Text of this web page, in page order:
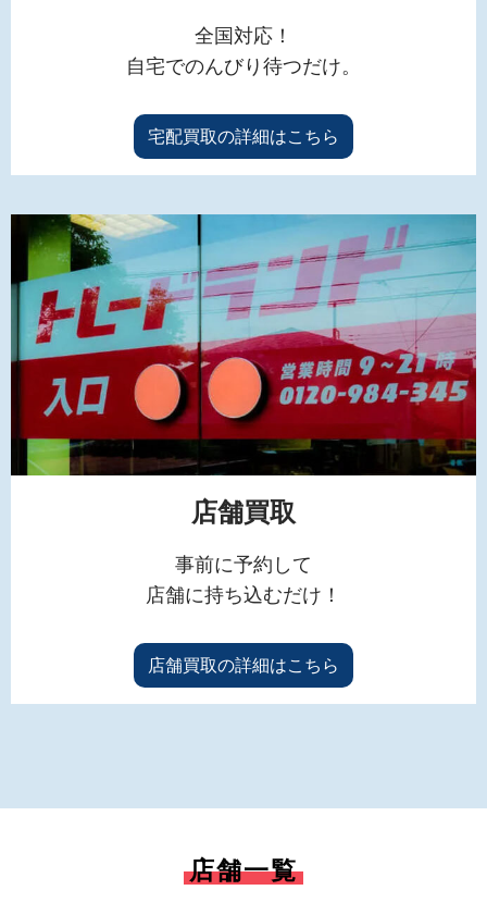
全国対応！
自宅でのんびり待つだけ。
宅配買取の詳細はこちら
店舗買取
事前に予約して
店舗に持ち込むだけ！
店舗買取の詳細はこちら
店舗一覧